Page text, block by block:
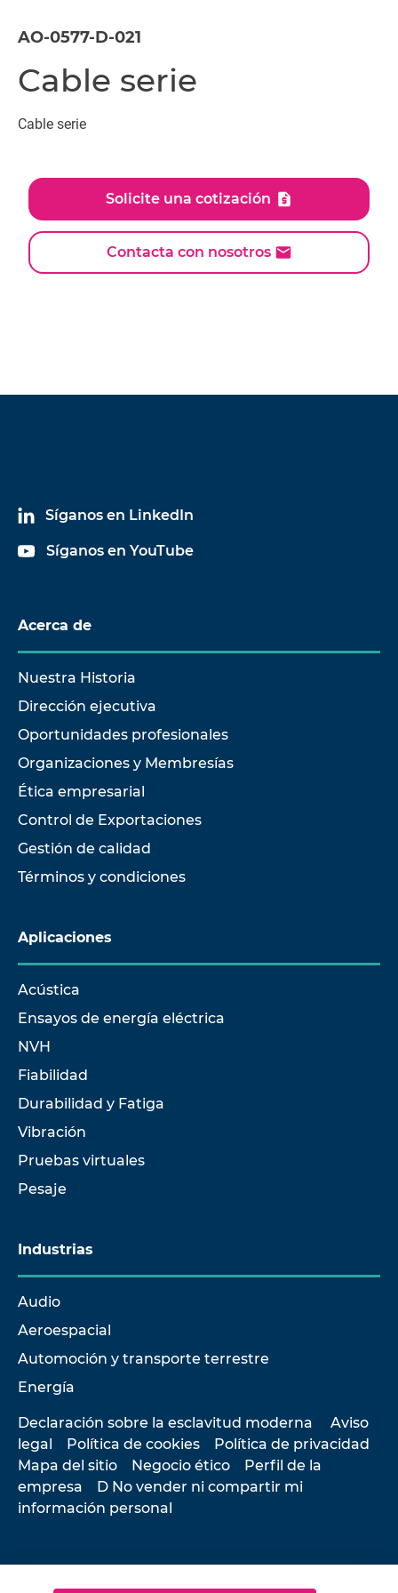
AO-0577-D-021
Cable serie
Cable serie
Solicite una cotización
Contacta con nosotros
Síganos en LinkedIn
Síganos en YouTube
Acerca de
Nuestra Historia
Dirección ejecutiva
Oportunidades profesionales
Organizaciones y Membresías
Ética empresarial
Control de Exportaciones
Gestión de calidad
Términos y condiciones
Aplicaciones
Acústica
Ensayos de energía eléctrica
NVH
Fiabilidad
Durabilidad y Fatiga
Vibración
Pruebas virtuales
Pesaje
Industrias
Audio
Aeroespacial
Automoción y transporte terrestre
Energía
Declaración sobre la esclavitud moderna
Aviso
legal
Política de cookies
Política de privacidad
Mapa del sitio
Negocio ético
Perfil de la
empresa
D No vender ni compartir mi
información personal